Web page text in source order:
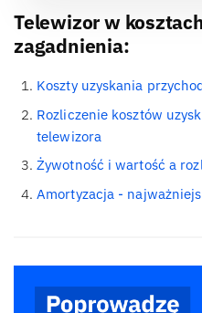
Telewizor w
zagadnienia:
Koszty uzyskania
Rozliczenie kosztów
telewizora
Żywotność i wartość a
Amortyzacja -